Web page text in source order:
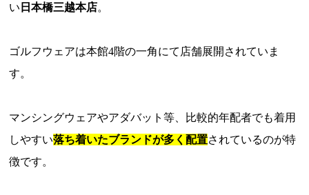
い 日本橋三越本店。
ゴルフウェアは本館4階の一角にて店舗展開されていま
す。
マンシングウェアやアダバット等、比較的年配者でも着用
しやすい落ち着いたブランドが多く配置されているのが特
徴です。